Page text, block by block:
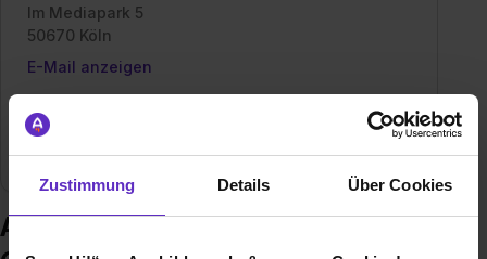
Zustimmung Details Über Cookies
Im Mediapark 5
50670 Köln
E-Mail anzeigen
Branche Dienstleistung, IT / EDV, Informatik
Ausbildung bei TIMETOACT GROUP